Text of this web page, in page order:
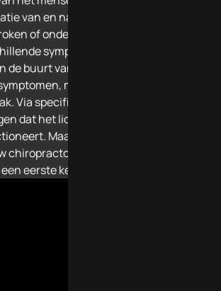
van en naar het zenuwstelsel
of onder druk staat, kan dit zich
symptomen. Bij uw
buurt van Wemmel bestrijden we
maar gaan we opzoek
Via specifieke correcties kunnen
dat het lichaam herstelt en terug
Maak vandaag nog een
chiropractor in de buurt van
eerste kennismaking.